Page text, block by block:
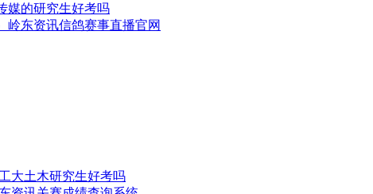
媒的研究生好考吗
岭东资讯信鸽赛事直播官网
大土木研究生好考吗